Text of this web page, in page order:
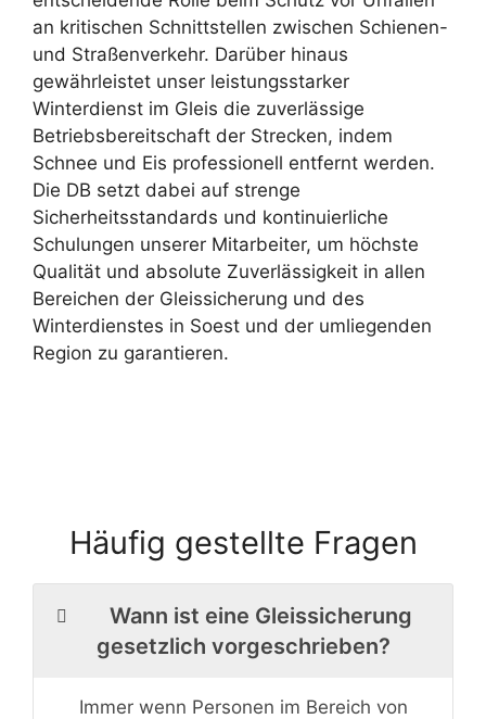
an kritischen Schnittstellen zwischen Schienen-
und Straßenverkehr. Darüber hinaus
gewährleistet unser leistungsstarker
Winterdienst im Gleis die zuverlässige
Betriebsbereitschaft der Strecken, indem
Schnee und Eis professionell entfernt werden.
Die DB setzt dabei auf strenge
Sicherheitsstandards und kontinuierliche
Schulungen unserer Mitarbeiter, um höchste
Qualität und absolute Zuverlässigkeit in allen
Bereichen der Gleissicherung und des
Winterdienstes in Soest und der umliegenden
Region zu garantieren.
Häufig gestellte Fragen
Wann ist eine Gleissicherung
gesetzlich vorgeschrieben?
Immer wenn Personen im Bereich von